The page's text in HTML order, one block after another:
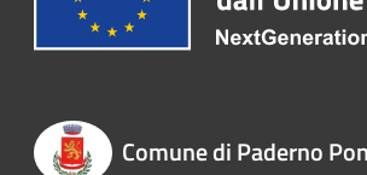
Comune di Paderno